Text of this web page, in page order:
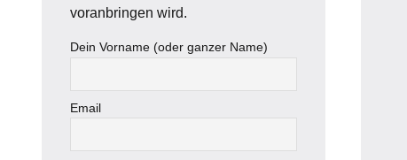
voranbringen wird.
Dein Vorname (oder ganzer Name)
Email